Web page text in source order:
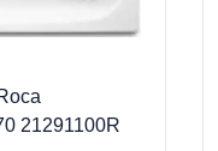
21291100R